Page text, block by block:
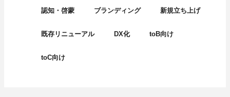
認知・啓蒙 ブランディング 新規立ち上げ
既存リニューアル DX化 toB向け
toC向け